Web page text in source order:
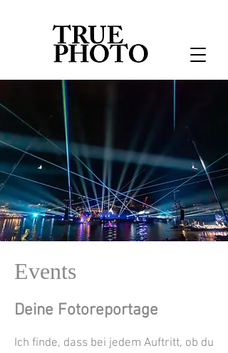
Events
Deine Fotoreportage
Ich finde, dass bei jedem Auftritt, ob du